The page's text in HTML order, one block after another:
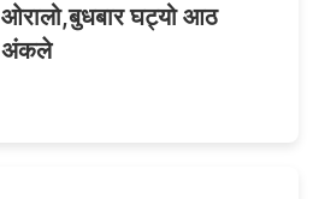
ओरालो,बुधबार घट्यो आठ
अंकले